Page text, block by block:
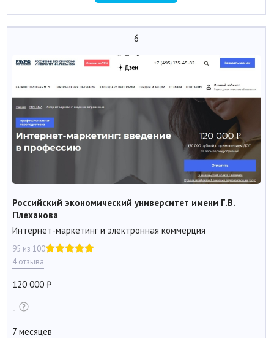
6
Российский экономический университет имени Г.В.
Плеханова
Интернет-маркетинг и электронная коммерция
95 из 100
4 отзыва
120 000
-
7 месяцев